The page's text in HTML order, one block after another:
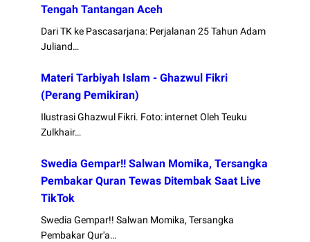
Tengah Tantangan Aceh
Dari TK ke Pascasarjana: Perjalanan 25 Tahun Adam
Juliand…
Materi Tarbiyah Islam - Ghazwul Fikri
(Perang Pemikiran)
Ilustrasi Ghazwul Fikri. Foto: internet Oleh Teuku
Zulkhair…
Swedia Gempar!! Salwan Momika, Tersangka
Pembakar Quran Tewas Ditembak Saat Live
TikTok
Swedia Gempar!! Salwan Momika, Tersangka
Pembakar Qur'a…